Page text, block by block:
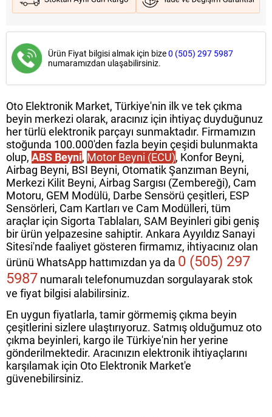
Ürün Fiyat bilgisi almak için bize0 (505) 297 5987
numaramızdan ulaşabilirsiniz.
Oto Elektronik Market, Türkiye'nin ilk ve tek çıkma
beyin merkezi olarak, aracınız için ihtiyaç duyduğunuz
her türlü elektronik parçayı sunmaktadır. Firmamızın
stoğunda 100.000'den fazla beyin çeşidi bulunmakta
olup, ABS Beyni, Motor Beyni (ECU), Konfor Beyni,
Airbag Beyni, BSI Beyni, Otomatik Şanzıman Beyni,
Merkezi Kilit Beyni, Airbag Sargısı (Zembereği), Cam
Motoru, GEM Modülü, Darbe Sensörü çeşitleri, ESP
Sensörleri, Cam Kartları ve Cam Modülleri, tüm
araçlar için Sigorta Tablaları, SAM Beyinleri gibi geniş
bir ürün yelpazesine sahiptir. Ankara Ayyıldız Sanayi
Sitesi'nde faaliyet gösteren firmamız, ihtiyacınız olan
ürünü WhatsApp hattımızdan ya da 0 (505) 297
5987 numaralı telefonumuzdan sorgulayarak stok
ve fiyat bilgisi alabilirsiniz.
En uygun fiyatlarla, tamir görmemiş çıkma beyin
çeşitlerini sizlere ulaştırıyoruz. Satmış olduğumuz oto
çıkma beyinleri, kargo ile Türkiye'nin her yerine
gönderilmektedir. Aracınızın elektronik ihtiyaçlarını
karşılamak için Oto Elektronik Market'e
güvenebilirsiniz.